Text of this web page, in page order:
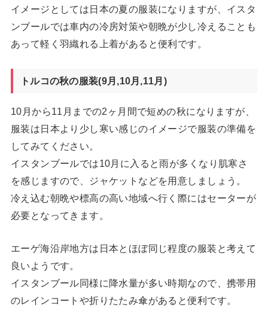
イメージとしては日本の夏の服装になりますが、イスタ
ンブールでは車内の冷房対策や朝晩が少し冷えることも
あって軽く羽織れる上着があると便利です。
トルコの秋の服装(9月,10月,11月)
10月から11月までの2ヶ月間で短めの秋になりますが、
服装は日本より少し寒い感じのイメージで服装の準備を
してみてください。
イスタンブールでは10月に入ると雨が多くなり肌寒さ
を感じますので、ジャケットなどを用意しましょう。
冷え込む朝晩や標高の高い地域へ行く際にはセーターが
必要となってきます。
エーゲ海沿岸地方は日本とほぼ同じ程度の服装と考えて
良いようです。
イスタンブール同様に降水量が多い時期なので、携帯用
のレインコートや折りたたみ傘があると便利です。